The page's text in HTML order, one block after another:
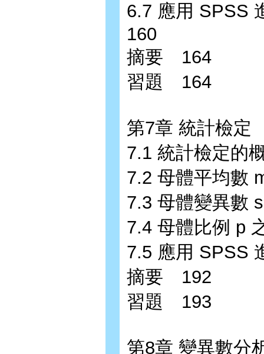
6.7 應用 SPSS
160
摘要 164
習題 164
第7章 統計檢
7.1 統計檢定的
7.2 母體平均數
7.3 母體變異數
7.4 母體比例 p
7.5 應用 SPSS
摘要 192
習題 193
第8章 變異數